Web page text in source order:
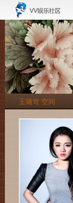
王璐岢 空间